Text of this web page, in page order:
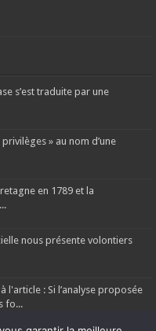
s’est traduite par une
» au nom d’une
en 1789 et la
nous présente volontiers
l'article : Si l’analyse proposée
fo...